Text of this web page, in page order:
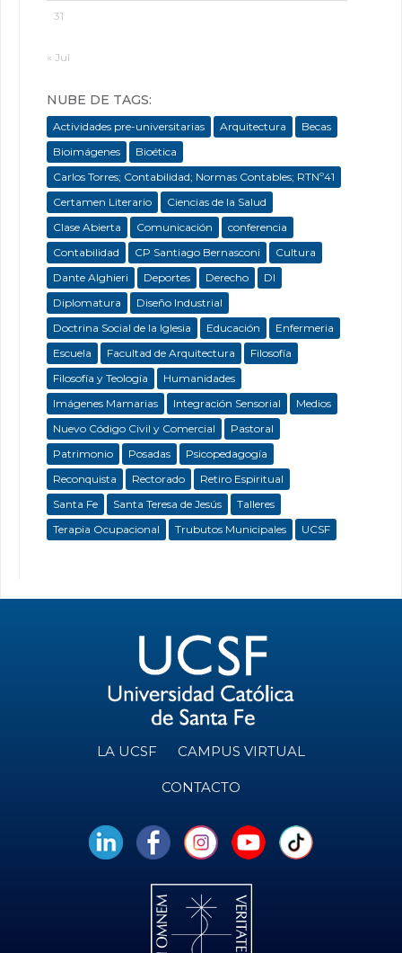
31
« Jul
NUBE DE TAGS:
Actividades pre-universitarias Arquitectura
Becas
Bioimágenes
Bioética
Carlos Torres; Contabilidad; Normas Contables; RTNº41
Certamen Literario
Ciencias de la Salud
Clase Abierta
Comunicación
conferencia
Contabilidad
CP Santiago Bernasconi
Cultura
Dante Alghieri
Deportes Derecho
DI
Diplomatura
Diseño Industrial
Doctrina Social de la Iglesia
Educación
Enfermeria
Escuela
Facultad de Arquitectura
Filosofía
Filosofía y Teología
Humanidades
Imágenes Mamarias
Integración Sensorial
Medios
Nuevo Código Civil y Comercial
Pastoral
Patrimonio
Posadas
Psicopedagogía
Reconquista
Rectorado
Retiro Espiritual
Santa Fe
Santa Teresa de Jesús
Talleres
Terapia Ocupacional
Trubutos Municipales UCSF
LA UCSF CAMPUS VIRTUAL
CONTACTO